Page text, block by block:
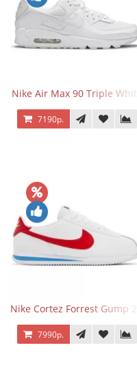
Nike Air Max 90 Triple White
7190р.
Nike Cortez Forrest Gump
7990р.